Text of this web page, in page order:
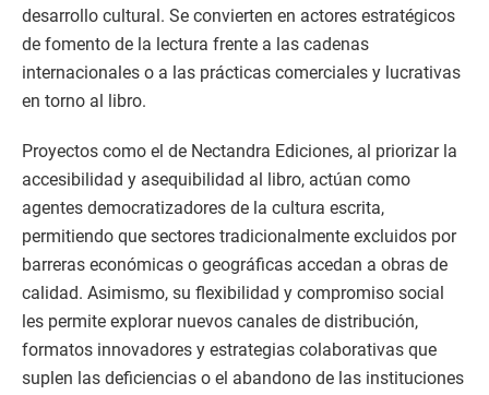
desarrollo cultural. Se convierten en actores estratégicos
de fomento de la lectura frente a las cadenas
internacionales o a las prácticas comerciales y lucrativas
en torno al libro.
Proyectos como el de Nectandra Ediciones, al priorizar la
accesibilidad y asequibilidad al libro, actúan como
agentes democratizadores de la cultura escrita,
permitiendo que sectores tradicionalmente excluidos por
barreras económicas o geográficas accedan a obras de
calidad. Asimismo, su flexibilidad y compromiso social
les permite explorar nuevos canales de distribución,
formatos innovadores y estrategias colaborativas que
suplen las deficiencias o el abandono de las instituciones